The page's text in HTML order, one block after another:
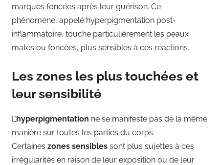
marques foncées après leur guérison. Ce
phénomène, appelé hyperpigmentation post-
inflammatoire, touche particulièrement les peaux
mates ou foncées, plus sensibles à ces réactions.
Les zones les plus touchées et
leur sensibilité
L’hyperpigmentation ne se manifeste pas de la même
manière sur toutes les parties du corps.
Certaines zones sensibles sont plus sujettes à ces
irrégularités en raison de leur exposition ou de leur